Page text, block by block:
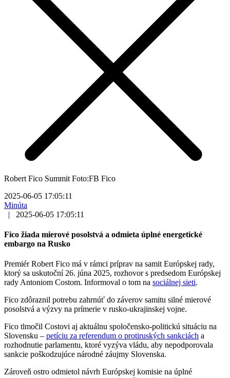
Robert Fico Summit Foto:FB Fico
2025-06-05 17:05:11
Minúta
|
2025-06-05 17:05:11
Fico žiada mierové posolstvá a odmieta úplné energetické
embargo na Rusko
Premiér Robert Fico má v rámci príprav na samit Európskej rady,
ktorý sa uskutoční 26. júna 2025, rozhovor s predsedom Európskej
rady Antoniom Costom. Informoval o tom na sociálnej sieti.
Fico zdôraznil potrebu zahrnúť do záverov samitu silné mierové
posolstvá a výzvy na prímerie v rusko-ukrajinskej vojne.
Fico tlmočil Costovi aj aktuálnu spoločensko-politickú situáciu na
Slovensku – petíciu za referendum o protiruských sankciách a
rozhodnutie parlamentu, ktoré vyzýva vládu, aby nepodporovala
sankcie poškodzujúce národné záujmy Slovenska.
Zároveň ostro odmietol návrh Európskej komisie na úplné